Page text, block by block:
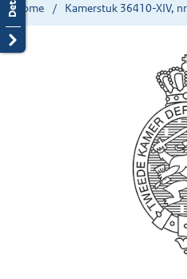
Home Kamerstuk 36410-XIV,